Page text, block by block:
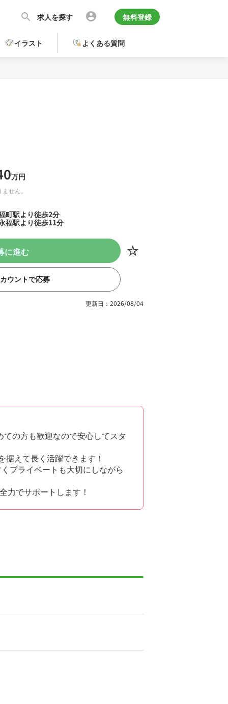
求人を探す 無料登録
イラスト よくある質問
万円
せん。
町駅より徒歩2分
福駅より徒歩11分
に進む
ウントで応募
更新日：2026/08/04
の方も歓迎なので安心してスタ
えて長く活躍できます！
プライベートも大切にしながら
力でサポートします！